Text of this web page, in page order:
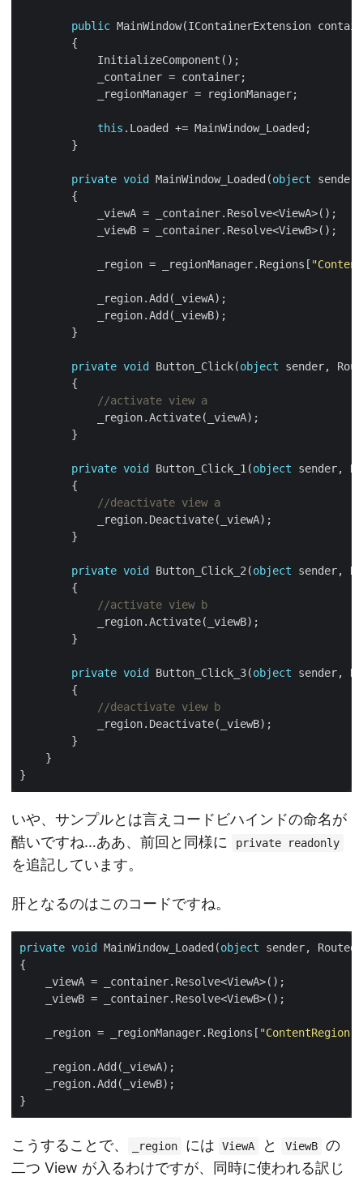
public
this
private void MainWindow_Loaded(object
            _region = _regionManager.Regions[
private void Button_Click(object
//activate view a
private void Button_Click_1(object
//deactivate view a
private void Button_Click_2(object
//activate view b
private void Button_Click_3(object
//deactivate view b
いや、サンプルとは言えコードビハインドの命名が
酷いですね…ああ、前回と同様に
private readonly
を追記しています。
肝となるのはこのコードですね。
private void MainWindow_Loaded(object
    _region = _regionManager.Regions[
"ContentRegion"
こうすることで、 _region には ViewA と ViewB
の
二つ View が入るわけですが、同時に使われる訳じ